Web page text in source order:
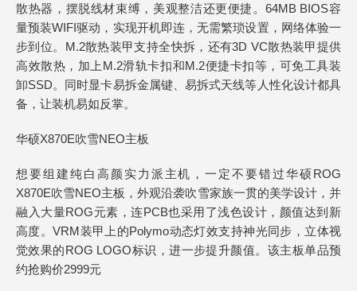
散热器，摆脱线材束缚，美观整洁还更便捷。64MB BIOS容
量预装WIFI驱动，实现开机即连，无需繁琐设置，网络体验一
步到位。M.2散热装甲支持全快拆，还有3D VC散热装甲提供
高效散热，加上M.2滑轨卡扣和M.2便捷卡扣等，可免工具装
卸SSD。同时显卡易拆金属键、易拆式天线等人性化设计都具
备，让装机易如反掌。
华硕X870E吹雪NEO主板
想要组建纯白高颜实力派主机，一定不要错过华硕ROG
X870E吹雪NEO主板，外观沿袭吹雪家族一贯的美学设计，并
融入大量ROG元素，连PCB也采用了浅色设计，颜值达到新
高度。VRM装甲上的Polymo动态灯效支持神光同步，立体视
觉效果的ROG LOGO标识，进一步提升颜值。该主板单品预
约抢购价2999元